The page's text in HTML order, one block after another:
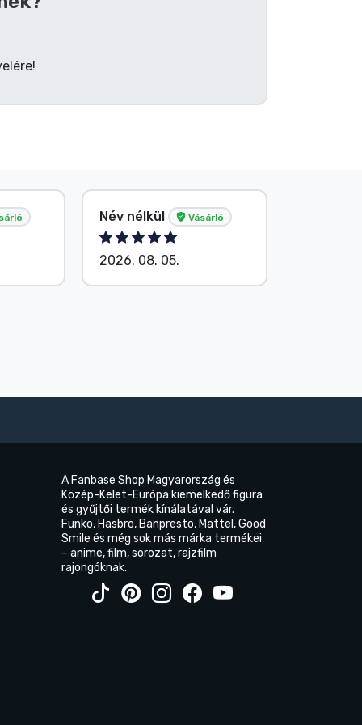
Név nélkül Vásárló
2026. 08. 05.
A Fanbase Shop Magyarország és
Közép-Kelet-Európa kiemelkedő figura
és gyűjtői termék kínálatával vár.
Funko, Hasbro, Banpresto, Mattel, Good
Smile és még sok más márka termékei
– anime, film, sorozat, rajzfilm
rajongóknak.